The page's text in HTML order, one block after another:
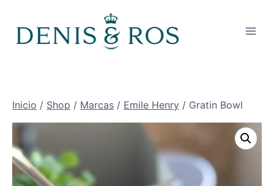
contenido
Inicio / Shop / Marcas / Emile Henry / Gratin Bowl